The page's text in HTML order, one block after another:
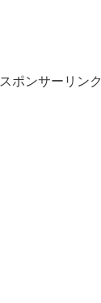
スポンサーリンク